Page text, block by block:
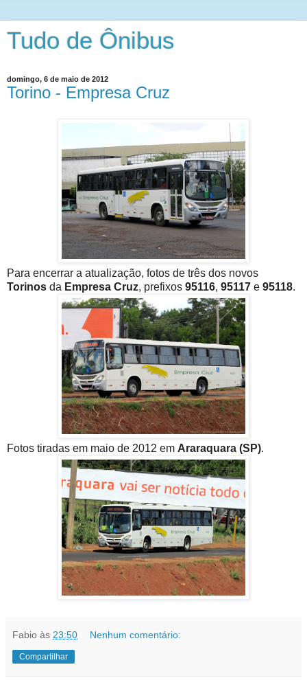
Tudo de Ônibus
domingo, 6 de maio de 2012
Torino - Empresa Cruz
Para encerrar a atualização, fotos de três dos novos
Torinos da Empresa Cruz, prefixos 95116, 95117 e 95118.
Fotos tiradas em maio de 2012 em Araraquara (SP).
Fabio às 23:50 Nenhum comentário:
Compartilhar